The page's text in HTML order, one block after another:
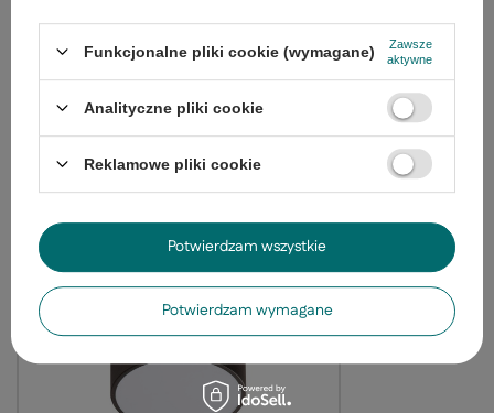
Potrzebujesz pomocy? Masz pytania?
Zadaj pytanie a my odpowiemy
odpowiedzi publikując dla innych.
Zadaj pytanie
Produkty z tej samej serii
Funkcjonalne pliki cookie (wymagane)
Zawsze
aktywne
Analityczne pliki cookie
Reklamowe pliki cookie
Potwierdzam wymagane
Potwierdzam wszystkie